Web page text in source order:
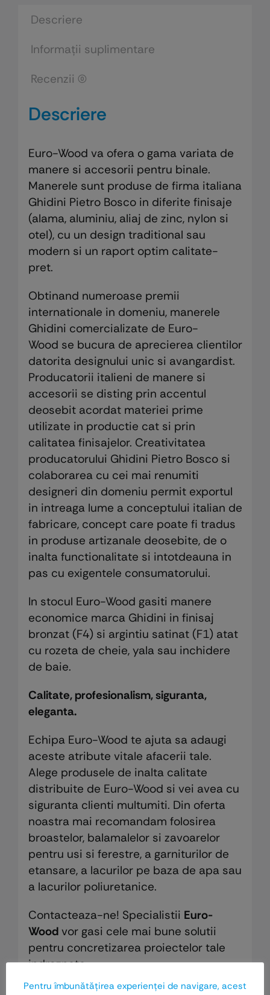
Descriere
Informații suplimentare
Recenzii (0)
Descriere
Euro-Wood va ofera o gama variata de
manere si accesorii pentru binale.
Manerele sunt produse de firma italiana
Ghidini Pietro Bosco in diferite finisaje
(alama, aluminiu, aliaj de zinc, nylon si
otel), cu un design traditional sau
modern si un raport optim calitate-
pret.
Obtinand numeroase premii
internationale in domeniu, manerele
Ghidini comercializate de Euro-
Wood se bucura de aprecierea clientilor
datorita designului unic si avangardist.
Producatorii italieni de manere si
accesorii se disting prin accentul
deosebit acordat materiei prime
utilizate in productie cat si prin
calitatea finisajelor. Creativitatea
producatorului Ghidini Pietro Bosco si
colaborarea cu cei mai renumiti
designeri din domeniu permit exportul
in intreaga lume a conceptului italian de
fabricare, concept care poate fi tradus
in produse artizanale deosebite, de o
inalta functionalitate si intotdeauna in
pas cu exigentele consumatorului.
In stocul Euro-Wood gasiti manere
economice marca Ghidini in finisaj
bronzat (F4) si argintiu satinat (F1) atat
cu rozeta de cheie, yala sau inchidere
de baie.
Calitate, profesionalism, siguranta,
eleganta.
Echipa Euro-Wood te ajuta sa adaugi
aceste atribute vitale afacerii tale.
Alege produsele de inalta calitate
distribuite de Euro-Wood si vei avea cu
siguranta clienti multumiti. Din oferta
noastra mai recomandam folosirea
broastelor, balamalelor si zavoarelor
pentru usi si ferestre, a garniturilor de
etansare, a lacurilor pe baza de apa sau
a lacurilor poliuretanice.
Contacteaza-ne! Specialistii Euro-
Woodvor gasi cele mai bune solutii
pentru concretizarea proiectelor tale
indraznete.
Pentru îmbunătăţirea experienţei de navigare, acest